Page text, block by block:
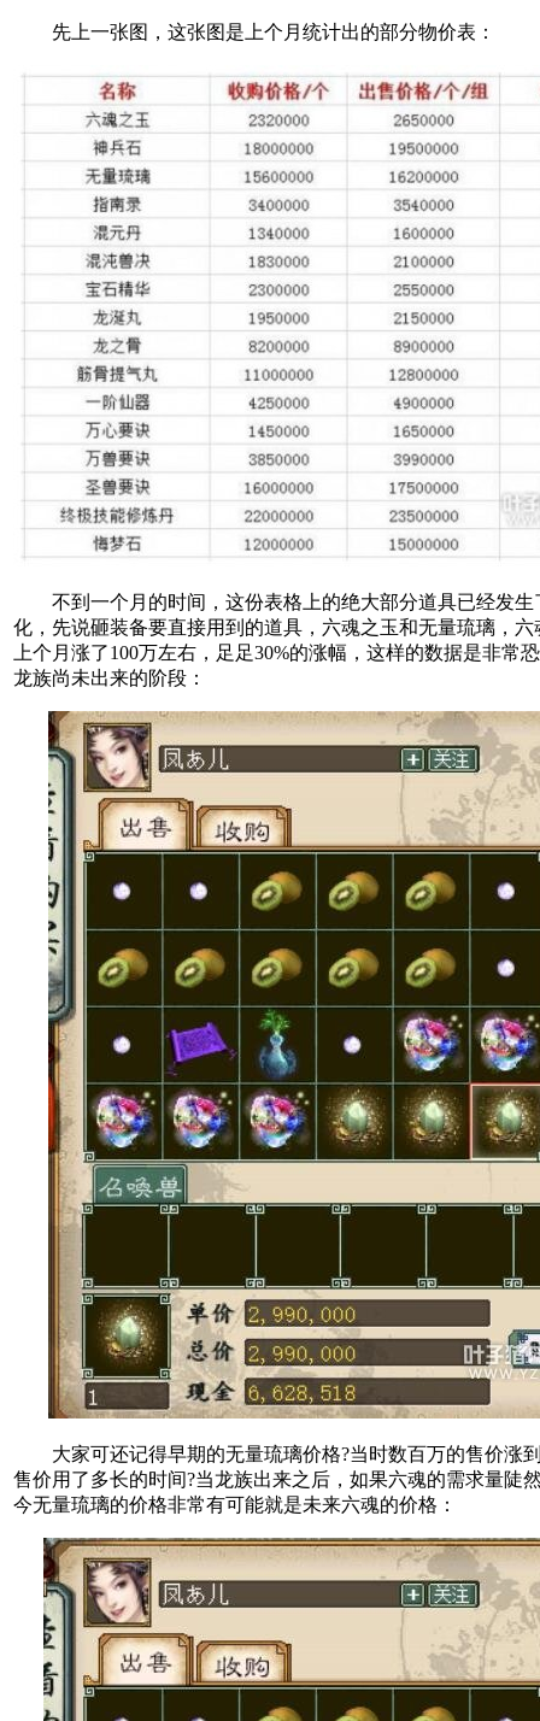
先上一张图，这张图是上个月统计出的部分物价表：
不到一个月的时间，这份表格上的绝大部分道具已经发生
化，先说砸装备要直接用到的道具，六魂之玉和无量琉璃，六
上个月涨了100万左右，足足30%的涨幅，这样的数据是非常
龙族尚未出来的阶段：
大家可还记得早期的无量琉璃价格?当时数百万的售价涨
售价用了多长的时间?当龙族出来之后，如果六魂的需求量陡
今无量琉璃的价格非常有可能就是未来六魂的价格：